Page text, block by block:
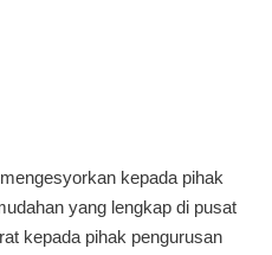
kepada pihak
yang lengkap di pusat
kepada pihak pengurusan